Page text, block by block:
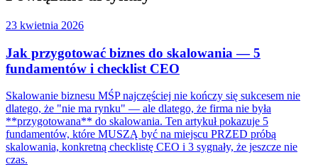
23 kwietnia 2026
Jak przygotować biznes do skalowania — 5
fundamentów i checklist CEO
Skalowanie biznesu MŚP najczęściej nie kończy się sukcesem nie
dlatego, że "nie ma rynku" — ale dlatego, że firma nie była
**przygotowana** do skalowania. Ten artykuł pokazuje 5
fundamentów, które MUSZĄ być na miejscu PRZED próbą
skalowania, konkretną checklistę CEO i 3 sygnały, że jeszcze nie
czas.